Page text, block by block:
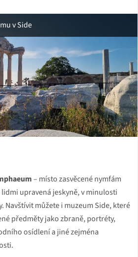
v Side
– místo zasvěcené nymfám
upravená jeskyně, v minulosti
Navštívit můžete i muzeum Side, které
předměty jako zbraně, portréty,
osídlení a jiné zejména